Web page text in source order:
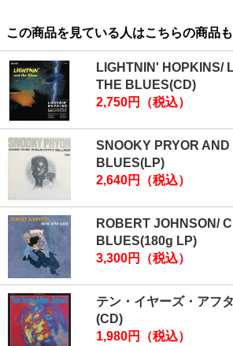
この商品を見ている人はこちらの商品
LIGHTNIN' HOPKINS/
THE BLUES(CD)
2,750円（税込）
SNOOKY PRYOR
BLUES(LP)
2,640円（税込）
ROBERT JOHNSON/
BLUES(180g LP)
3,300円（税込）
テン・イヤーズ・アフ
(CD)
1,980円（税込）